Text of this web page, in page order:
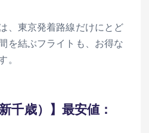
、東京発着路線だけにとど
を結ぶフライトも、お得な
。
千歳）】最安値：